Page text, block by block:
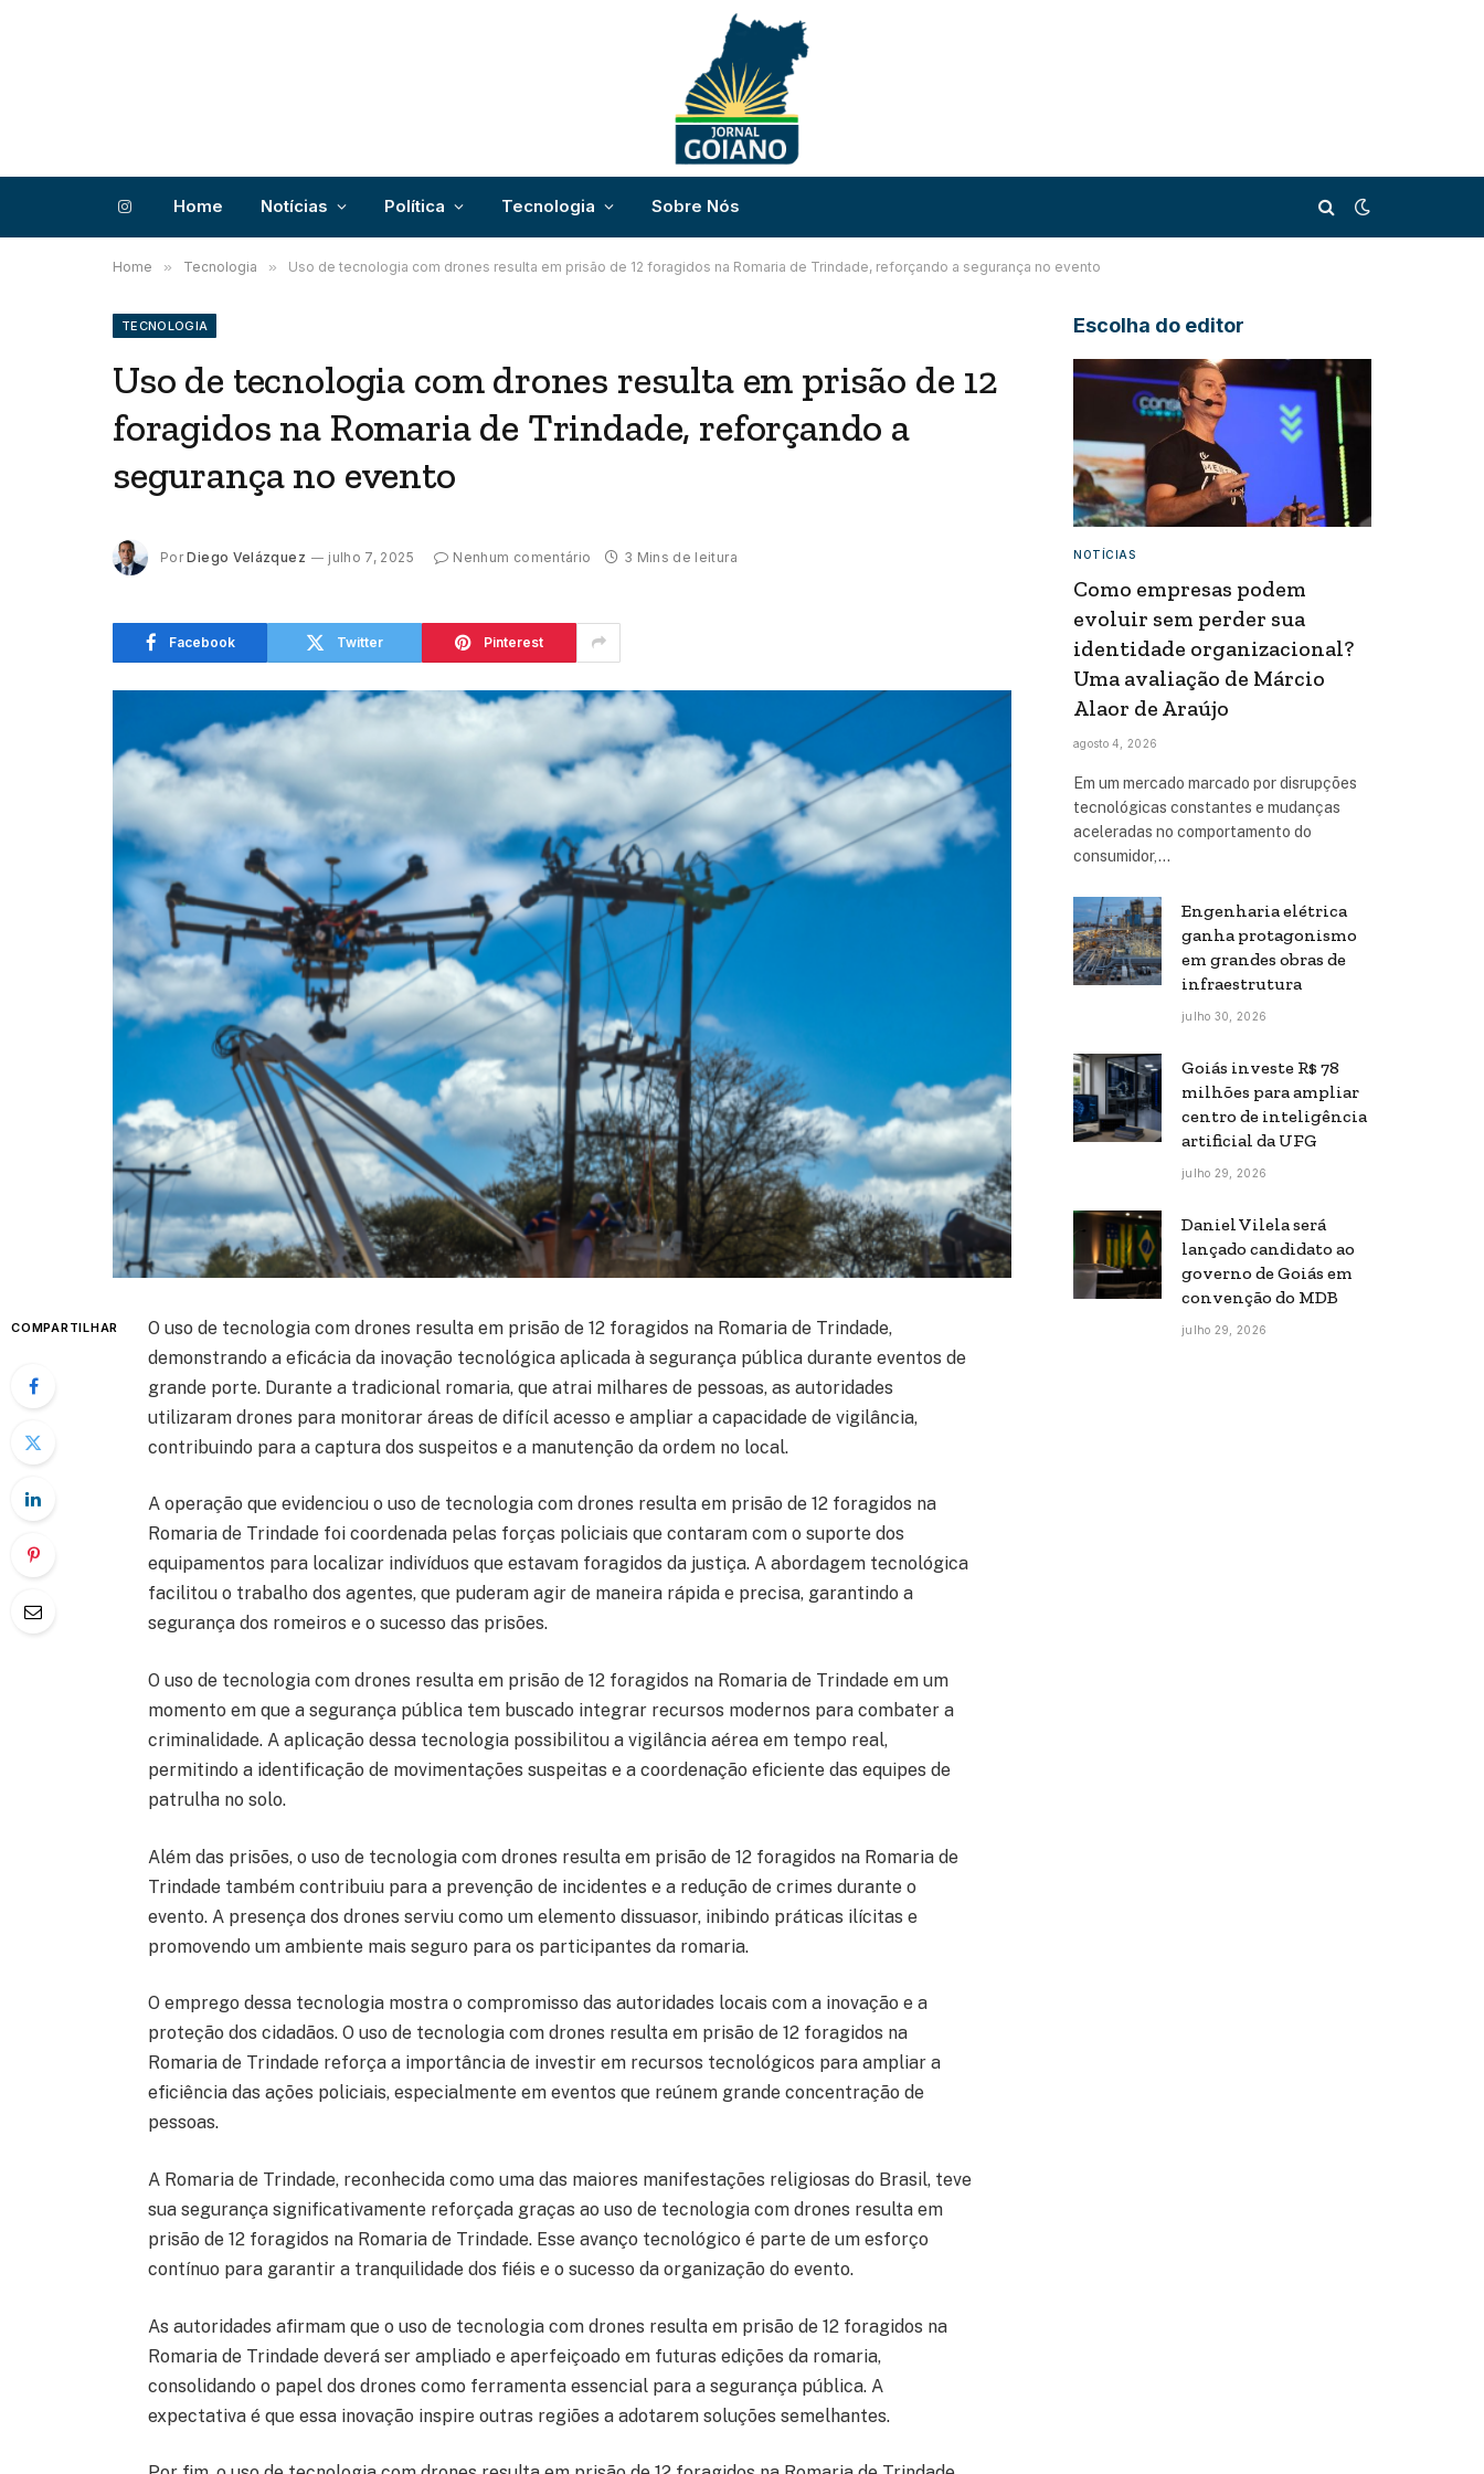
InstagramHome Notícias Política Tecnologia Sobre Nós
Home » Tecnologia » Uso de tecnologia com drones resulta em prisão de 12 foragidos na Romaria de Trindade, reforçando a segurança no evento
TECNOLOGIA
Uso de tecnologia com drones resulta em prisão de 12
foragidos na Romaria de Trindade, reforçando a
segurança no evento
Por Diego Velázquez julho 7, 2025 Nenhum comentário 3 Mins de leitura
Facebook Twitter Pinterest
COMPARTILHAR
O uso de tecnologia com drones resulta em prisão de 12 foragidos na Romaria de Trindade,
demonstrando a eficácia da inovação tecnológica aplicada à segurança pública durante eventos de
grande porte. Durante a tradicional romaria, que atrai milhares de pessoas, as autoridades
utilizaram drones para monitorar áreas de difícil acesso e ampliar a capacidade de vigilância,
contribuindo para a captura dos suspeitos e a manutenção da ordem no local.
A operação que evidenciou o uso de tecnologia com drones resulta em prisão de 12 foragidos na
Romaria de Trindade foi coordenada pelas forças policiais que contaram com o suporte dos
equipamentos para localizar indivíduos que estavam foragidos da justiça. A abordagem tecnológica
facilitou o trabalho dos agentes, que puderam agir de maneira rápida e precisa, garantindo a
segurança dos romeiros e o sucesso das prisões.
O uso de tecnologia com drones resulta em prisão de 12 foragidos na Romaria de Trindade em um
momento em que a segurança pública tem buscado integrar recursos modernos para combater a
criminalidade. A aplicação dessa tecnologia possibilitou a vigilância aérea em tempo real,
permitindo a identificação de movimentações suspeitas e a coordenação eficiente das equipes de
patrulha no solo.
Além das prisões, o uso de tecnologia com drones resulta em prisão de 12 foragidos na Romaria de
Trindade também contribuiu para a prevenção de incidentes e a redução de crimes durante o
evento. A presença dos drones serviu como um elemento dissuasor, inibindo práticas ilícitas e
promovendo um ambiente mais seguro para os participantes da romaria.
O emprego dessa tecnologia mostra o compromisso das autoridades locais com a inovação e a
proteção dos cidadãos. O uso de tecnologia com drones resulta em prisão de 12 foragidos na
Romaria de Trindade reforça a importância de investir em recursos tecnológicos para ampliar a
eficiência das ações policiais, especialmente em eventos que reúnem grande concentração de
pessoas.
A Romaria de Trindade, reconhecida como uma das maiores manifestações religiosas do Brasil, teve
sua segurança significativamente reforçada graças ao uso de tecnologia com drones resulta em
prisão de 12 foragidos na Romaria de Trindade. Esse avanço tecnológico é parte de um esforço
contínuo para garantir a tranquilidade dos fiéis e o sucesso da organização do evento.
As autoridades afirmam que o uso de tecnologia com drones resulta em prisão de 12 foragidos na
Romaria de Trindade deverá ser ampliado e aperfeiçoado em futuras edições da romaria,
consolidando o papel dos drones como ferramenta essencial para a segurança pública. A
expectativa é que essa inovação inspire outras regiões a adotarem soluções semelhantes.
Escolha do editor
NOTÍCIAS
Como empresas podem
evoluir sem perder sua
identidade organizacional?
Uma avaliação de Márcio
Alaor de Araújo
agosto 4, 2026
Em um mercado marcado por disrupções
tecnológicas constantes e mudanças
aceleradas no comportamento do
consumidor,…
Engenharia elétrica
ganha protagonismo
em grandes obras de
infraestrutura
julho 30, 2026
Goiás investe R$ 78
milhões para ampliar
centro de inteligência
artificial da UFG
julho 29, 2026
Daniel Vilela será
lançado candidato ao
governo de Goiás em
convenção do MDB
julho 29, 2026